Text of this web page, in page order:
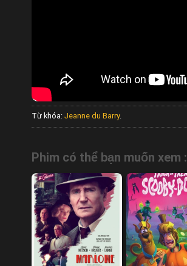
Từ khóa: Jeanne du Barry.
Phim có thể bạn muốn xem :